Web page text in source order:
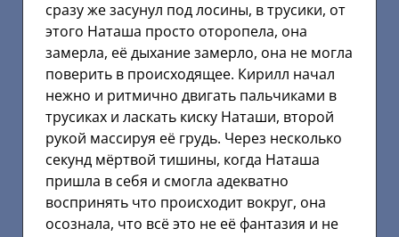
сразу же засунул под лосины, в трусики, от
этого Наташа просто оторопела, она
замерла, её дыхание замерло, она не могла
поверить в происходящее. Кирилл начал
нежно и ритмично двигать пальчиками в
трусиках и ласкать киску Наташи, второй
рукой массируя её грудь. Через несколько
секунд мёртвой тишины, когда Наташа
пришла в себя и смогла адекватно
воспринять что происходит вокруг, она
осознала, что всё это не её фантазия и не